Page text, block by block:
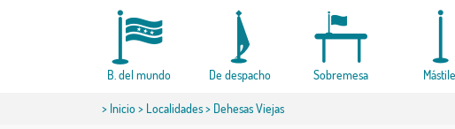
B. del mundo De despacho Sobremesa
> Inicio> Localidades> Dehesas Viejas